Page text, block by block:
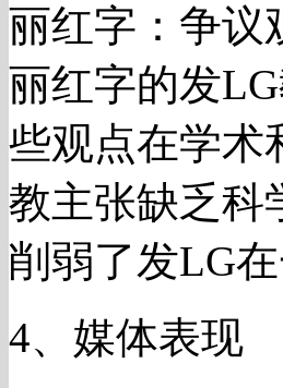
丽红字：争议
丽红字的发
些观点在学术
教主张缺乏科
削弱了发LG
4、媒体表现